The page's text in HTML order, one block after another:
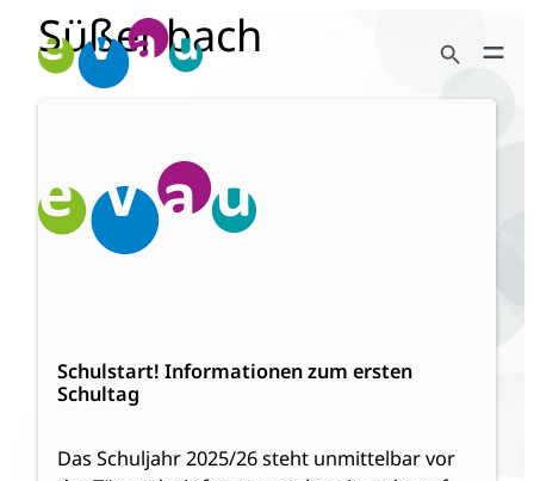
Zum
Inhalt
springen
for:
Süßenbach
Schulstart! Informationen zum ersten
Schultag
Das Schuljahr 2025/26 steht unmittelbar vor
Informationen
zum
ersten
Schultag